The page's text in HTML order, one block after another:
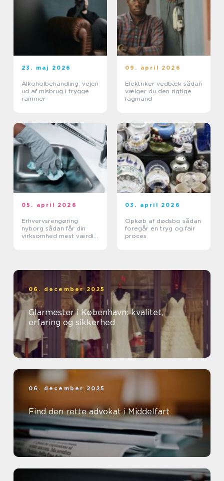
23. maj 2026
Alkoholbehandling: vejen
ud af misbrug i trygge
rammer
09. april 2026
Elektriker vedbæk sådan
vælger du den rigtige
fagmand
05. april 2026
Erhvervsrengøring
nyborg sådan får din
virksomhed mest værdi
03. april 2026
Opkøb af dødsbo sådan
foregår en tryg og fair
proces
06. december 2025
Glarmester i København: kvalitet,
erfaring og sikkerhed
06. december 2025
Find den rette advokat i Middelfart